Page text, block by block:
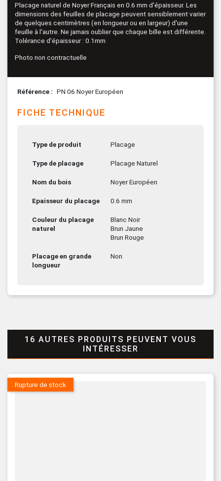
Placage naturel de Noyer Français en 0.6 mm d'épaisseur. Les
dimensions des feuilles de placage peuvent sensiblement varier
de quelques centimètres (en longueur ou en largeur) d'une
feuille à l'autre. Ne jamais oublier que chaque bille est différente.
Tolérance d'épaisseur : 0.1mm
Photo non contractuelle
Référence PN 06 Noyer Européen
FICHE TECHNIQUE
Type de produit Placage
Type de placage Placage Naturel
Nom du bois Noyer Européen
Epaisseur du placage 0.6 mm
Couleur du placage
naturel
Blanc Noir
Brun Jaune
Brun Rouge
Placage en grande
longueur
Non
16 AUTRES PRODUITS PEUVENT VOUS
INTÉRESSER
Rupture de stock